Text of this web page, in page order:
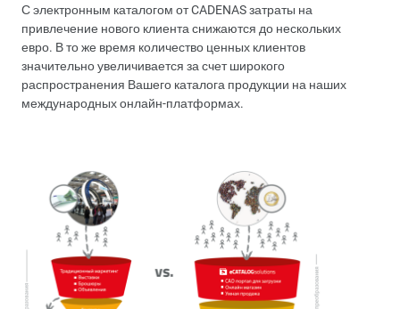
С электронным каталогом от CADENAS затраты на
привлечение нового клиента снижаются до нескольких
евро. В то же время количество ценных клиентов
значительно увеличивается за счет широкого
распространения Вашего каталога продукции на наших
международных онлайн-платформах.